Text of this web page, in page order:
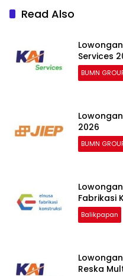
Read Also
Services
BUMN
2026
BUMN
Fabrikasi
Balikpapan
Reska